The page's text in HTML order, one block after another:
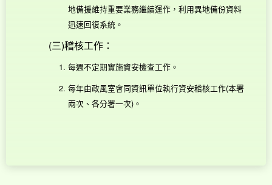
地備援維持重要業務繼續運作，利用異地備份資料
迅速回復系統。
(三)稽核工作：
每週不定期實施資安檢查工作。
每年由政風室會同資訊單位執行資安稽核工作(本署
兩次、各分署一次)。